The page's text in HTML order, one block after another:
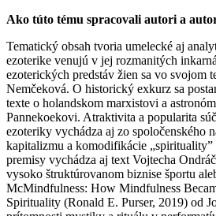
Ako túto tému spracovali autori a
Tematický obsah tvoria umelecké aj
ezoterike venujú v jej rozmanitých
ezoterických predstáv žien sa vo svojom
Nemčeková. O historický exkurz sa
texte o holandskom marxistovi a
Pannekoekovi. Atraktivita a popularita
ezoteriky vychádza aj zo spoločenského
kapitalizmu a komodifikácie „spirituality”
premisy vychádza aj text Vojtecha
vysoko štruktúrovanom biznise športu
McMindfulness: How Mindfulness
Spirituality (Ronald E. Purser, 2019) od